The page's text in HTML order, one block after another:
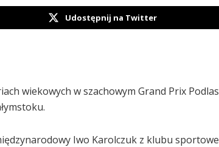
Udostępnij na Twitter
wiekowych w szachowym Grand Prix
Iwo Karolczuk z klubu